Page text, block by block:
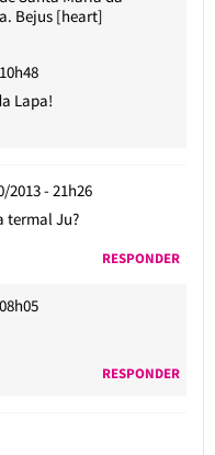
Bejus [heart]
Lapa!
2013 - 21h26
termal Ju?
RESPONDER
RESPONDER